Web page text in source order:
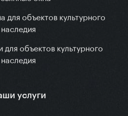
для объектов культурного
наследия
объектов культурного
наследия
услуги